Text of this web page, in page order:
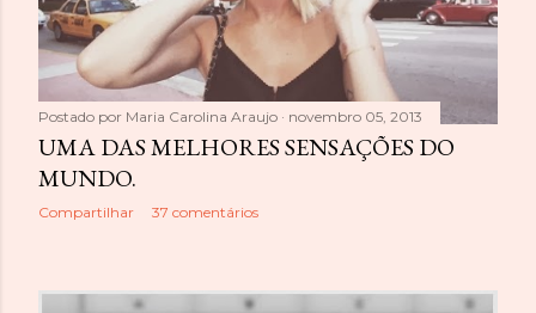
Postado por Maria Carolina Araujo novembro 05, 2013
UMA DAS MELHORES SENSAÇÕES DO
MUNDO.
Compartilhar 37 comentários